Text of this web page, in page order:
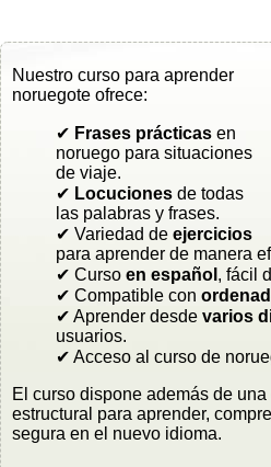
Nuestro curso para aprender
noruegote ofrece:
✔ Frases prácticas en
noruego para situaciones
de viaje.
✔ Locuciones de todas
las palabras y frases.
✔ Variedad de ejercicios
para aprender de manera
✔ Curso en español , fácil
✔ Compatible con
✔ Aprender desde varios
usuarios.
✔ Acceso al curso de
El curso dispone además de
estructural para aprender,
segura en el nuevo idioma.